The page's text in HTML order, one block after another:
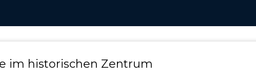
im historischen Zentrum